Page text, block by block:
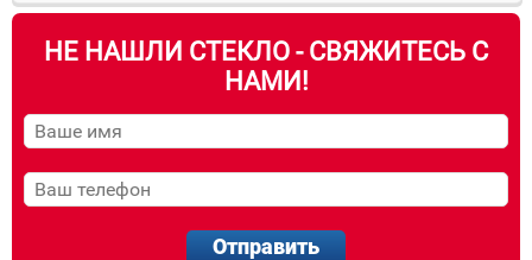
НЕ НАШЛИ СТЕКЛО - СВЯЖИТЕСЬ С
НАМИ!
Отправить